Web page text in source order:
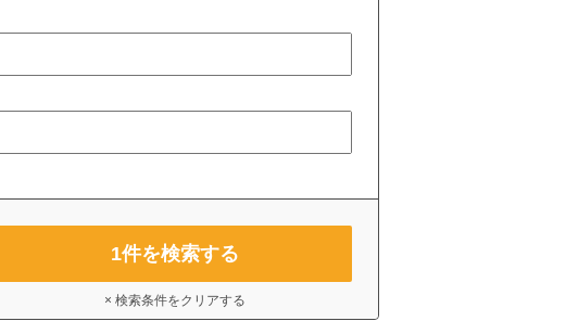
1件を検索する
× 検索条件をクリアする